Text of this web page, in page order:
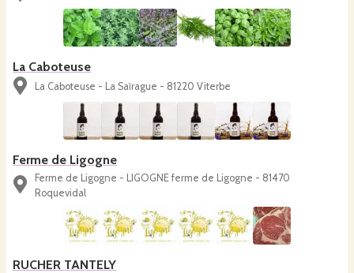
La Caboteuse
La Caboteuse - La Saïrague - 81220 Viterbe
Ferme de Ligogne
Ferme de Ligogne - LIGOGNE ferme de Ligogne - 81470
Roquevidal
RUCHER TANTELY